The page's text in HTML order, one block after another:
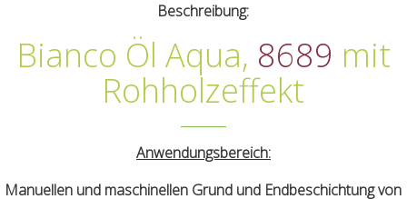
Beschreibung:
Bianco Öl Aqua, 8689 mit
Rohholzeffekt
Anwendungsbereich:
Manuellen und maschinellen Grund und Endbeschichtung von